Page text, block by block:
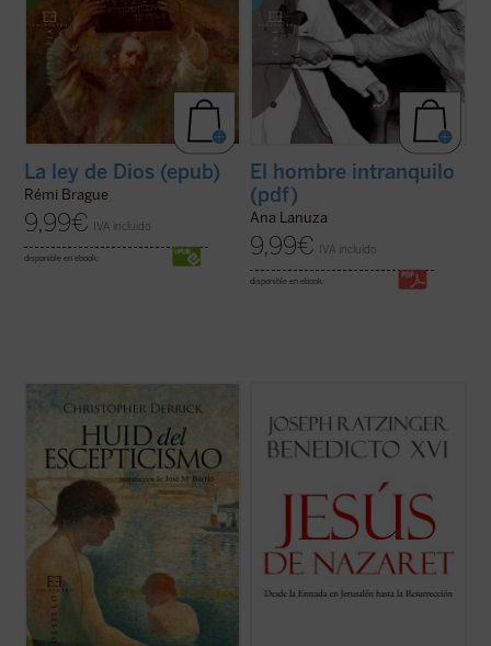
La ley de Dios (epub)
Rémi Brague
9,99€ IVA incluido
disponible en ebook:
El hombre intranquilo
(pdf)
Ana Lanuza
9,99€ IVA incluido
disponible en ebook:
Derrick, discípulo de C.S. Lewis, nos ofrece
en este pequeño libro ya clásico una
profunda e inquietante reflexión sobre la
educación moderna. Su punto de partida es
la visita a uncollege ...(ver ficha)
sus discípulos, con el mundo. En su
ascensión Él viene para elevarnos por
encima de nosotros mismos y abrir el